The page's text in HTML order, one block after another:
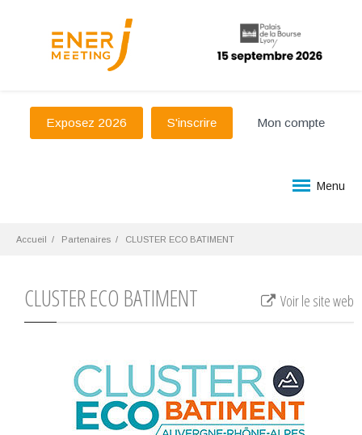
Exposez 2026 S'inscrire Mon compte
Menu
Accueil Partenaires CLUSTER ECO BATIMENT
CLUSTER ECO BATIMENT Voir le site web